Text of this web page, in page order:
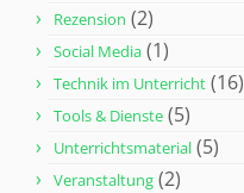
Rezension (2)
Social Media (1)
Technik im Unterricht (16)
Tools & Dienste (5)
Unterrichtsmaterial (5)
Veranstaltung (2)